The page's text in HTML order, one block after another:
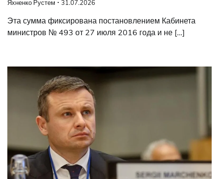
Яхненко Рустем 31.07.2026
Эта сумма фиксирована постановлением Кабинета
министров № 493 от 27 июля 2016 года и не […]